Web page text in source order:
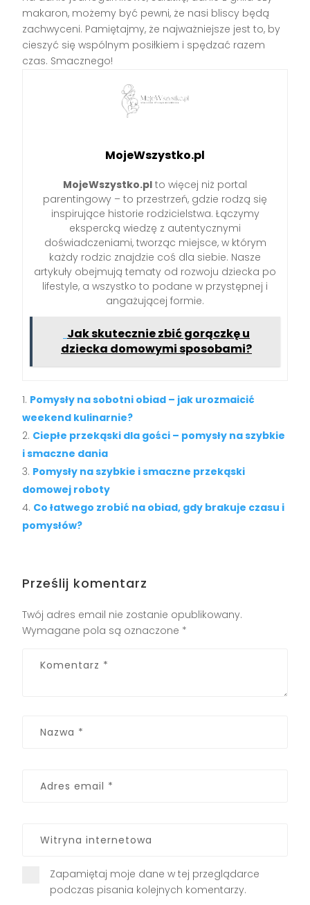
makaron, możemy być pewni, że nasi bliscy będą
zachwyceni. Pamiętajmy, że najważniejsze jest to, by
cieszyć się wspólnym posiłkiem i spędzać razem
czas. Smacznego!
MojeWszystko.pl
MojeWszystko.pl to więcej niż portal
parentingowy – to przestrzeń, gdzie rodzą się
inspirujące historie rodzicielstwa. Łączymy
ekspercką wiedzę z autentycznymi
doświadczeniami, tworząc miejsce, w którym
każdy rodzic znajdzie coś dla siebie. Nasze
artykuły obejmują tematy od rozwoju dziecka po
lifestyle, a wszystko to podane w przystępnej i
angażującej formie.
Jak skutecznie zbić gorączkę u
dziecka domowymi sposobami?
Pomysły na sobotni obiad – jak urozmaicić
weekend kulinarnie?
Ciepłe przekąski dla gości – pomysły na szybkie
i smaczne dania
Pomysły na szybkie i smaczne przekąski
domowej roboty
Co łatwego zrobić na obiad, gdy brakuje czasu i
pomysłów?
Prześlij komentarz
Twój adres email nie zostanie opublikowany.
Wymagane pola są oznaczone *
Zapamiętaj moje dane w tej przeglądarce
podczas pisania kolejnych komentarzy.